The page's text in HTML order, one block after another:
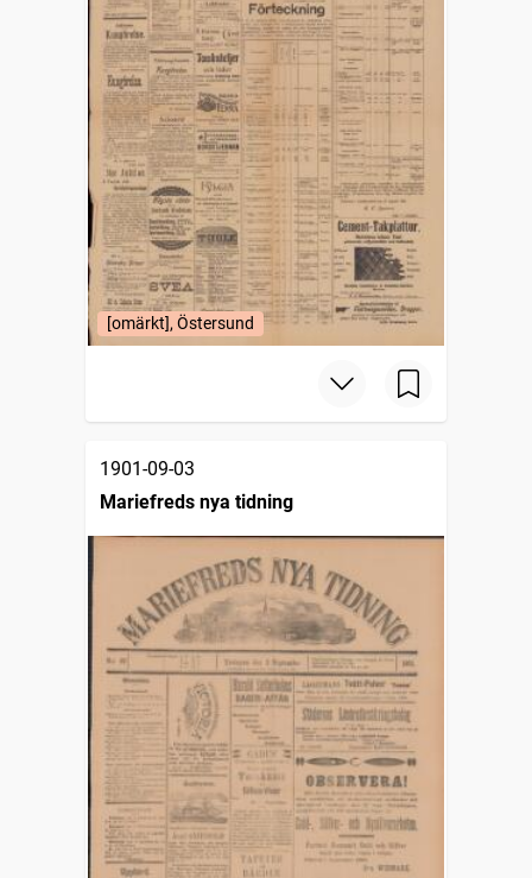
[omärkt], Östersund
1901-09-03
Mariefreds nya tidning